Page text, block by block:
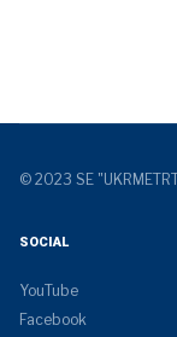
© 2023 SE
SOCIAL
YouTube
Facebook